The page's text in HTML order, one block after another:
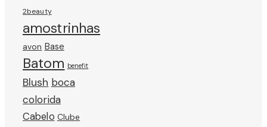
2beauty
amostrinhas
avon Base
Batom benefit
Blush boca
colorida
Cabelo Clube